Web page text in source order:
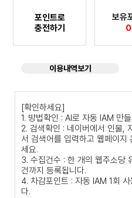
포인트로
충전하기
보유
이용내역보기
[확인하세요]
1. 방법확인 : AI로 자동 IAM 만
2. 검색확인 : 네이버에서 인물,
서 검색어를 입력하고 웹페이지
세요.
3. 수집건수 : 한 개의 웹주소당
건까지 등록됩니다.
4. 차감포인트 : 자동 IAM 1회
다.